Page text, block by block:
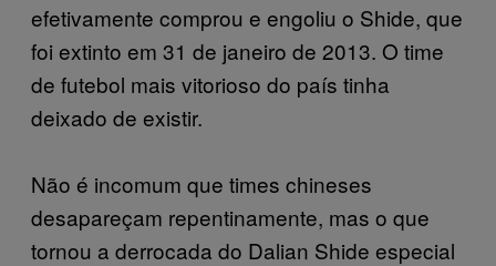
efetivamente comprou e engoliu o Shide, que
foi extinto em 31 de janeiro de 2013. O time
de futebol mais vitorioso do país tinha
deixado de existir.
Não é incomum que times chineses
desapareçam repentinamente, mas o que
tornou a derrocada do Dalian Shide especial